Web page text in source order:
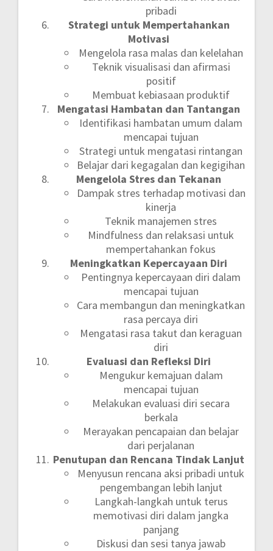
pribadi
Strategi untuk Mempertahankan
Motivasi
Mengelola rasa malas dan kelelahan
Teknik visualisasi dan afirmasi
positif
Membuat kebiasaan produktif
Mengatasi Hambatan dan Tantangan
Identifikasi hambatan umum dalam
mencapai tujuan
Strategi untuk mengatasi rintangan
Belajar dari kegagalan dan kegigihan
Mengelola Stres dan Tekanan
Dampak stres terhadap motivasi dan
kinerja
Teknik manajemen stres
Mindfulness dan relaksasi untuk
mempertahankan fokus
Meningkatkan Kepercayaan Diri
Pentingnya kepercayaan diri dalam
mencapai tujuan
Cara membangun dan meningkatkan
rasa percaya diri
Mengatasi rasa takut dan keraguan
diri
Evaluasi dan Refleksi Diri
Mengukur kemajuan dalam
mencapai tujuan
Melakukan evaluasi diri secara
berkala
Merayakan pencapaian dan belajar
dari perjalanan
Penutupan dan Rencana Tindak Lanjut
Menyusun rencana aksi pribadi untuk
pengembangan lebih lanjut
Langkah-langkah untuk terus
memotivasi diri dalam jangka
panjang
Diskusi dan sesi tanya jawab